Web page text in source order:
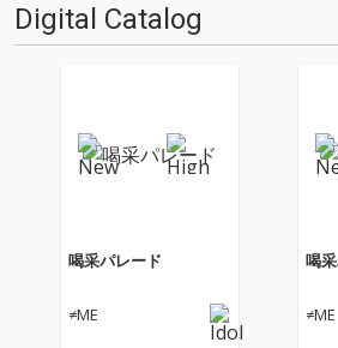
Digital Catalog
喝采パレード
≠ME
喝
≠ME